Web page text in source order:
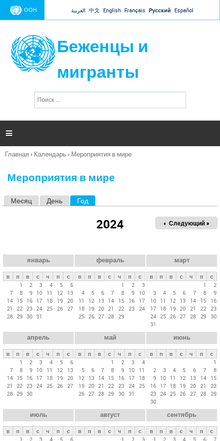
Jump to navigation
ООН العربية 中文 English Français Русский Español
Беженцы и
мигранты
п
и

Вы
Главная › Календарь › Мероприятия в мире
Мероприятия в мире
е
в
л
а
д
к
и
Месяц День Год
2024 « Пред.
Следующий »
январь
в п в с ч п
с
1
2 3 4 5
6
7
8 9 10 11 12
13
14 15 16 17 18 19 20
21
22 23 24 25 26 27
28 29 30 31
февраль
в п в с ч п
с
1
2
3
4
5 6 7 8 9
10
11
12 13 14 15 16
17
18 19 20 21 22 23 24
25 26 27 28 29
март
в п в с ч п
с
1
2
3
4 5 6 7 8
9
10 11 12 13 14 15
16
17 18 19 20 21 22 23
24 25 26 27 28 29 30
31
апрель
в п в с ч п
с
1
2 3 4 5
6
7
8 9 10 11 12
13
14 15 16 17 18 19 20
21
22 23 24 25 26 27
28 29 30
май
в п в с ч п
с
1
2 3
4
5
6 7 8 9 10
11
12 13 14 15 16 17
18
19 20 21 22 23 24 25
26 27 28 29 30 31
июнь
в п в с ч п
с
1
2
3 4 5 6 7
8
9 10 11 12 13 14
15
16 17 18 19 20 21
22
23 24 25 26 27 28 29
30
июль
в п в с ч п
с
1
2 3 4 5 6
август
в п в с ч п
с
1
2 3
сентябрь
в п в с ч п
с
1
2 3 4 5 6 7